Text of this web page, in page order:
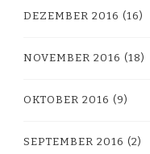
DEZEMBER 2016 (16)
NOVEMBER 2016 (18)
OKTOBER 2016 (9)
SEPTEMBER 2016 (2)